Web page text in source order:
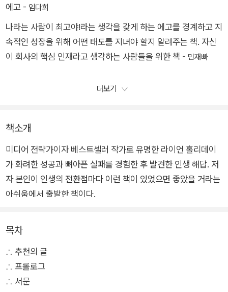
에고 - 임다희
나라는 사람이 최고야!라는 생각을 갖게 하는 에고를 경계하고 지
속적인 성장을 위해 어떤 태도를 지녀야 할지 알려주는 책. 자신
이 회사의 핵심 인재라고 생각하는 사람들을 위한 책 - 민재빠
더보기
책소개
미디어 전략가이자 베스트셀러 작가로 유명한 라이언 홀리데이
가 화려한 성공과 뼈아픈 실패를 경험한 후 발견한 인생 해답. 저
자 본인이 인생의 전환점마다 이런 책이 있었으면 좋았을 거라는
아쉬움에서 출발한 책이다.
목차
∴ 추천의 글
∴ 프롤로그
∴ 서문